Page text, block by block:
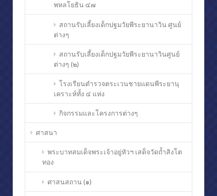
พหลโยธิน ๔๗
สถานรับเลี้ยงเด็กปฐมวัยพีระยานาวิน ศูนย์
ต่างๆ
สถานรับเลี้ยงเด็กปฐมวัยพีระยานาวินศูนย์
ต่างๆ (๒)
โรงเรียนตำรวจตระเวนชายแดนพีระยานุ
เคราะห์ทั้ง ๔ แห่ง
กิจกรรมและโครงการต่างๆ
ศาสนา
พระบาทสมเด็จพระเจ้าอยู่หัวฯ เสด็จวัดถ้ำสิงโต
ทอง
ศาสนสถาน (๑)